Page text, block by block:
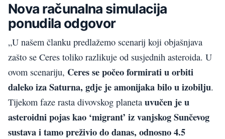
Nova računalna simulacija
ponudila odgovor
„U našem članku predlažemo scenarij koji objašnjava
zašto se Ceres toliko razlikuje od susjednih asteroida. U
ovom scenariju, Ceres se počeo formirati u orbiti
daleko iza Saturna, gdje je amonijaka bilo u izobilju.
Tijekom faze rasta divovskog planeta uvučen je u
asteroidni pojas kao ‘migrant’ iz vanjskog Sunčevog
sustava i tamo preživio do danas, odnosno 4.5